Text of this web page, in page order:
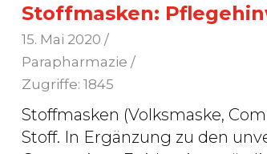
Stoffmasken:
15. Mai 2020 /
Parapharmazie /
Zugriffe: 1845
Stoffmasken (Volksmaske,
Stoff. In Ergänzung zu den